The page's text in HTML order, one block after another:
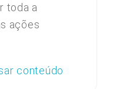
toda a
ações
conteúdo